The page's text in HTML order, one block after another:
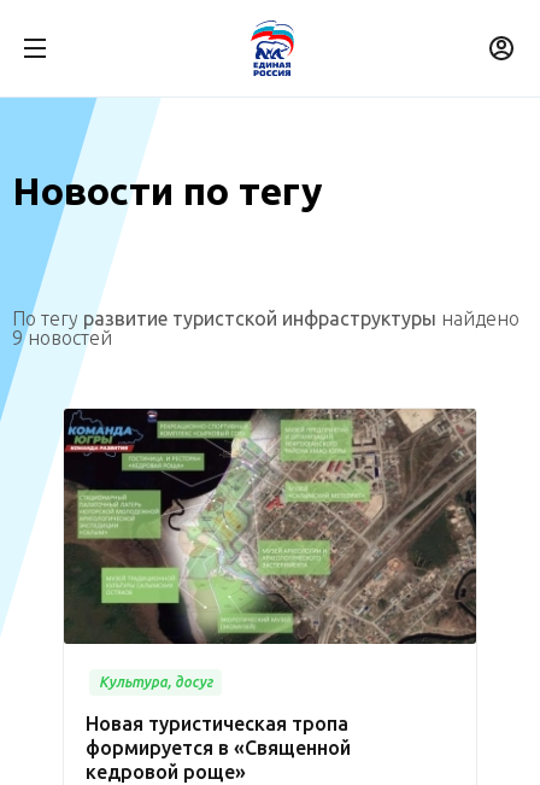
Новости по тегу
По тегу развитие туристской инфраструктуры найдено
9 новостей
Культура, досуг
Новая туристическая тропа
формируется в «Священной
кедровой роще»